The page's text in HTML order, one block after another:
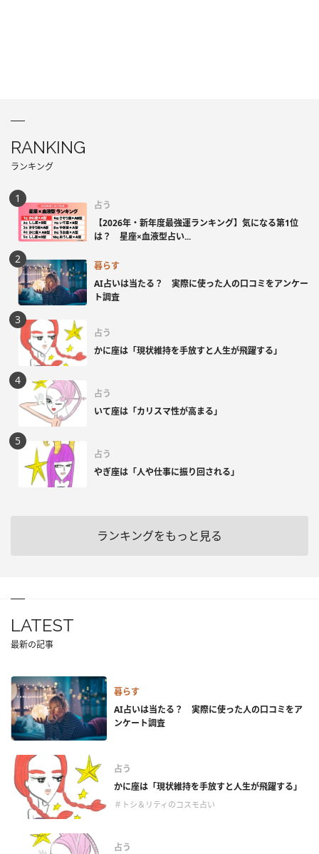
RANKING
ランキング
占う
【2026年・新年度最強運ランキング】気になる第1位
は？ 星座×血液型占い...
暮らす
AI占いは当たる？ 実際に使った人の口コミをアンケー
ト調査
占う
かに座は「現状維持を手放すと人生が飛躍する」
占う
いて座は「カリスマ性が高まる」
占う
やぎ座は「人や仕事に振り回される」
ランキングをもっと見る
LATEST
最新の記事
暮らす
AI占いは当たる？ 実際に使った人の口コミをア
ンケート調査
占う
かに座は「現状維持を手放すと人生が飛躍する」
＃トシ＆リティのコスモ占い
占う